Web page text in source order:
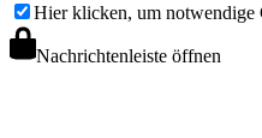
Hier klicken, um notwendige
Nachrichtenleiste öffnen